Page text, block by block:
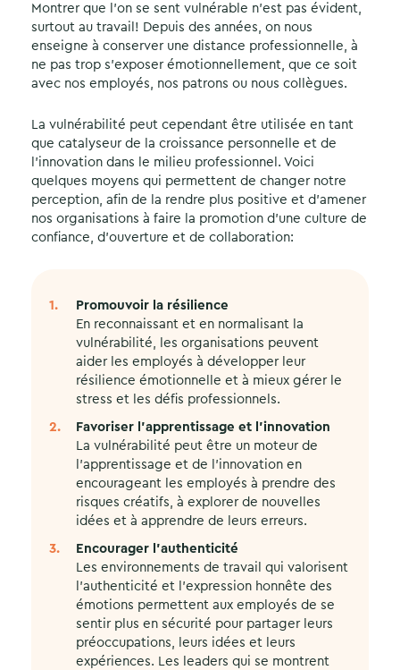
Montrer que l’on se sent vulnérable n’est pas évident,
surtout au travail! Depuis des années, on nous
enseigne à conserver une distance professionnelle, à
ne pas trop s’exposer émotionnellement, que ce soit
avec nos employés, nos patrons ou nous collègues.
La vulnérabilité peut cependant être utilisée en tant
que catalyseur de la croissance personnelle et de
l’innovation dans le milieu professionnel. Voici
quelques moyens qui permettent de changer notre
perception, afin de la rendre plus positive et d’amener
nos organisations à faire la promotion d’une culture de
confiance, d’ouverture et de collaboration:
Promouvoir la résilience
En reconnaissant et en normalisant la
vulnérabilité, les organisations peuvent
aider les employés à développer leur
résilience émotionnelle et à mieux gérer le
stress et les défis professionnels.
Favoriser l’apprentissage et l’innovation
La vulnérabilité peut être un moteur de
l’apprentissage et de l’innovation en
encourageant les employés à prendre des
risques créatifs, à explorer de nouvelles
idées et à apprendre de leurs erreurs.
Encourager l’authenticité
Les environnements de travail qui valorisent
l’authenticité et l’expression honnête des
émotions permettent aux employés de se
sentir plus en sécurité pour partager leurs
préoccupations, leurs idées et leurs
expériences. Les leaders qui se montrent